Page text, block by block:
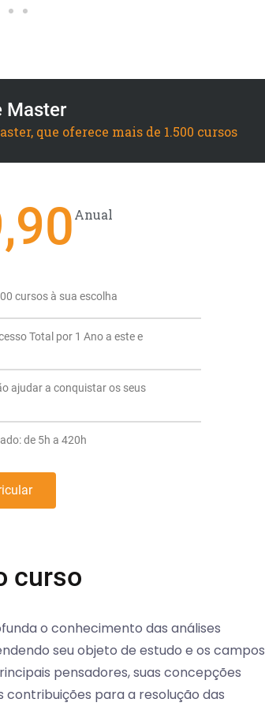
Master
que oferece mais de 1.500 cursos
Anual
cursos à sua escolha
Total por 1 Ano a este e
ajudar a conquistar os seus
de 5h a 420h
curso
o conhecimento das análises
seu objeto de estudo e os campos
pensadores, suas concepções
contribuições para a resolução das